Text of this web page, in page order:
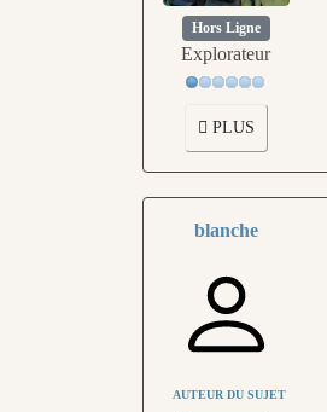
Hors Ligne
Explorateur
PLUS
blanche
AUTEUR DU SUJET